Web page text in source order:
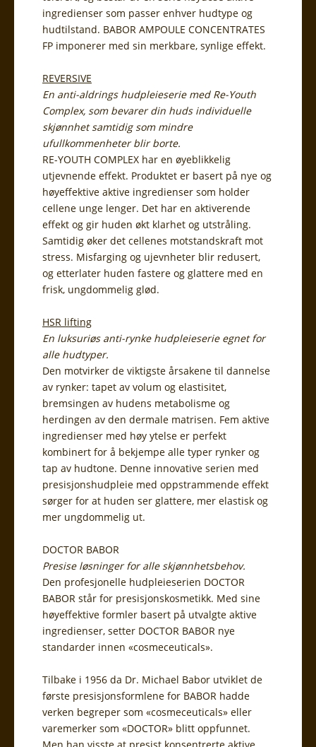
ingredienser som passer enhver hudtype og
hudtilstand. BABOR AMPOULE CONCENTRATES
FP imponerer med sin merkbare, synlige effekt.
REVERSIVE
En anti-aldrings hudpleieserie med Re-Youth
Complex, som bevarer din huds individuelle
skjønnhet samtidig som mindre
ufullkommenheter blir borte.
RE-YOUTH COMPLEX har en øyeblikkelig
utjevnende effekt. Produktet er basert på nye og
høyeffektive aktive ingredienser som holder
cellene unge lenger. Det har en aktiverende
effekt og gir huden økt klarhet og utstråling.
Samtidig øker det cellenes motstandskraft mot
stress. Misfarging og ujevnheter blir redusert,
og etterlater huden fastere og glattere med en
frisk, ungdommelig glød.
HSR lifting
En luksuriøs anti-rynke hudpleieserie egnet for
alle hudtyper.
Den motvirker de viktigste årsakene til dannelse
av rynker: tapet av volum og elastisitet,
bremsingen av hudens metabolisme og
herdingen av den dermale matrisen. Fem aktive
ingredienser med høy ytelse er perfekt
kombinert for å bekjempe alle typer rynker og
tap av hudtone. Denne innovative serien med
presisjonshudpleie med oppstrammende effekt
sørger for at huden ser glattere, mer elastisk og
mer ungdommelig ut.
DOCTOR BABOR
Presise løsninger for alle skjønnhetsbehov.
Den profesjonelle hudpleieserien DOCTOR
BABOR står for presisjonskosmetikk. Med sine
høyeffektive formler basert på utvalgte aktive
ingredienser, setter DOCTOR BABOR nye
standarder innen «cosmeceuticals».
Tilbake i 1956 da Dr. Michael Babor utviklet de
første presisjonsformlene for BABOR hadde
verken begreper som «cosmeceuticals» eller
varemerker som «DOCTOR» blitt oppfunnet.